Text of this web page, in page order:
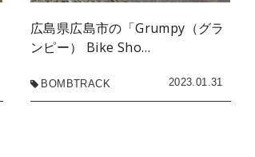
広島県広島市の「Grumpy（グラ
ンピー） Bike Sho…
BOMBTRACK 2023.01.31